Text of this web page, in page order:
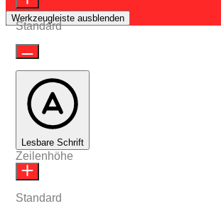
Werkzeugleiste ausblenden
Standard
Lesbare Schrift
Zeilenhöhe
Standard